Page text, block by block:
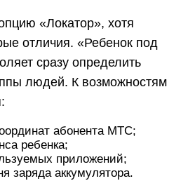
«Локатор», хотя
отличия. «Ребенок под
сразу определить
людей. К возможностям
абонента МТС;
ребенка;
приложений;
заряда аккумулятора.